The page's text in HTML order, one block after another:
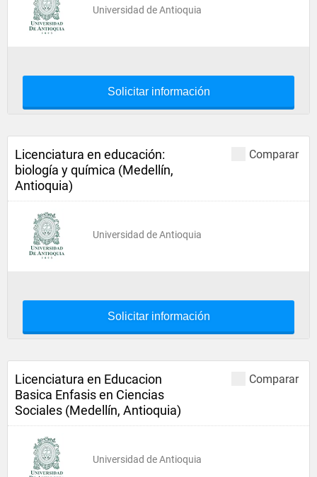
Universidad de Antioquia
Solicitar información
Comparar
Licenciatura en educación:
biología y química (Medellín,
Antioquia)
Universidad de Antioquia
Solicitar información
Comparar
Licenciatura en Educacion
Basica Enfasis en Ciencias
Sociales (Medellín, Antioquia)
Universidad de Antioquia